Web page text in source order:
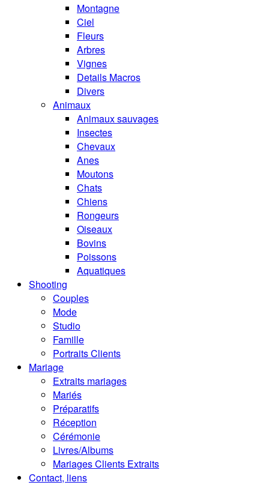
Montagne
Ciel
Fleurs
Arbres
Vignes
Details Macros
Divers
Animaux
Animaux sauvages
Insectes
Chevaux
Anes
Moutons
Chats
Chiens
Rongeurs
Oiseaux
Bovins
Poissons
Aquatiques
Shooting
Couples
Mode
Studio
Famille
Portraits Clients
Mariage
Extraits mariages
Mariés
Préparatifs
Réception
Cérémonie
Livres/Albums
Mariages Clients Extraits
Contact, liens